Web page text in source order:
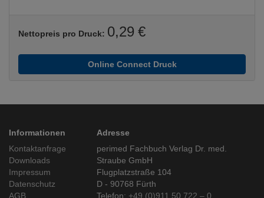
Nettopreis pro Druck: 0,29 €
Online Connect Druck
Informationen
Kontaktanfrage
Downloads
Impressum
Datenschutz
AGB
Adresse
perimed Fachbuch Verlag Dr. med.
Straube GmbH
Flugplatzstraße 104
D - 90768 Fürth
Telefon:+49 (0)911 50 722 – 0